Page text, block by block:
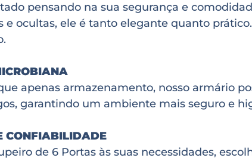
pensando na sua segurança e
e ocultas, ele é tanto elegante quanto
apenas armazenamento, nosso armário
garantindo um ambiente mais seguro e
CONFIABILIDADE
de 6 Portas às suas necessidades,